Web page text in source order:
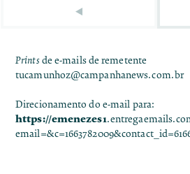
Printsde e-mails de remetente
tucamunhoz@campanhanews.com.br
Direcionamento do e-mail para:
https://emenezes1.